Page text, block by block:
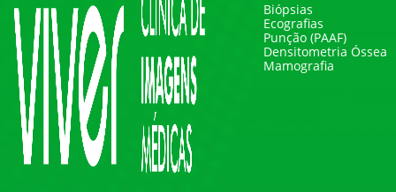
Biópsias
Ecografias
Punção (PAAF)
Densitometria Óssea
Mamografia